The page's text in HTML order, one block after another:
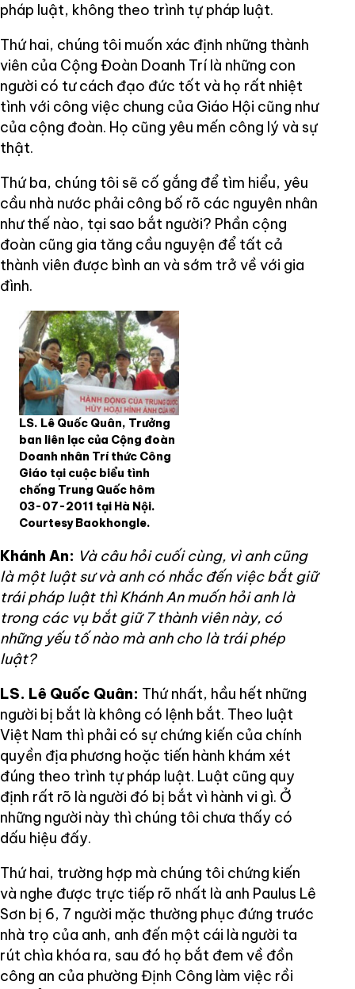
pháp luật, không theo trình tự pháp luật.
Thứ hai, chúng tôi muốn xác định những thành
viên của Cộng Đoàn Doanh Trí là những con
người có tư cách đạo đức tốt và họ rất nhiệt
tình với công việc chung của Giáo Hội cũng như
của cộng đoàn. Họ cũng yêu mến công lý và sự
thật.
Thứ ba, chúng tôi sẽ cố gắng để tìm hiểu, yêu
cầu nhà nước phải công bố rõ các nguyên nhân
như thế nào, tại sao bắt người? Phần cộng
đoàn cũng gia tăng cầu nguyện để tất cả
thành viên được bình an và sớm trở về với gia
đình.
LS. Lê Quốc Quân, Trưởng
ban liên lạc của Cộng đoàn
Doanh nhân Trí thức Công
Giáo tại cuộc biểu tình
chống Trung Quốc hôm
03-07-2011 tại Hà Nội.
Courtesy Baokhongle.
Khánh An: Và câu hỏi cuối cùng, vì anh cũng
là một luật sư và anh có nhắc đến việc bắt giữ
trái pháp luật thì Khánh An muốn hỏi anh là
trong các vụ bắt giữ 7 thành viên này, có
những yếu tố nào mà anh cho là trái phép
luật?
LS. Lê Quốc Quân: Thứ nhất, hầu hết những
người bị bắt là không có lệnh bắt. Theo luật
Việt Nam thì phải có sự chứng kiến của chính
quyền địa phương hoặc tiến hành khám xét
đúng theo trình tự pháp luật. Luật cũng quy
định rất rõ là người đó bị bắt vì hành vi gì. Ở
những người này thì chúng tôi chưa thấy có
dấu hiệu đấy.
Thứ hai, trường hợp mà chúng tôi chứng kiến
và nghe được trực tiếp rõ nhất là anh Paulus Lê
Sơn bị 6, 7 người mặc thường phục đứng trước
nhà trọ của anh, anh đến một cái là người ta
rút chìa khóa ra, sau đó họ bắt đem về đồn
công an của phường Định Công làm việc rồi